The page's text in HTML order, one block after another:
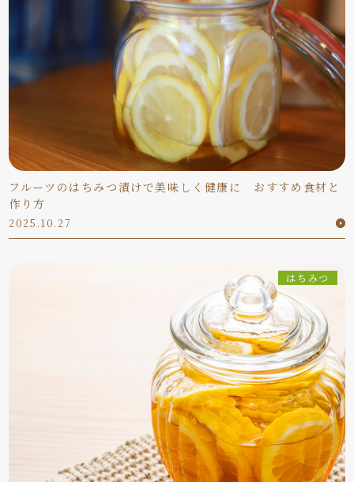
フルーツのはちみつ漬けで美味しく健康に おすすめ食材と
作り方
2025.10.27
はちみつ